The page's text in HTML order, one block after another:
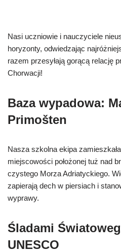
Nasi uczniowie i nauczyciele
horyzonty, odwiedzając
razem przesyłają gorącą relację
Chorwacji!
Baza wypadowa:
Primošten
Nasza szkolna ekipa
miejscowości położonej tuż nad
czystego Morza Adriatyckiego.
zapierają dech w piersiach i
wyprawy.
Śladami
UNESCO